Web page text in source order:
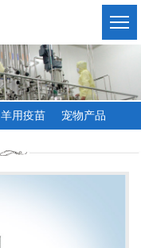
羊用疫苗 宠物产品